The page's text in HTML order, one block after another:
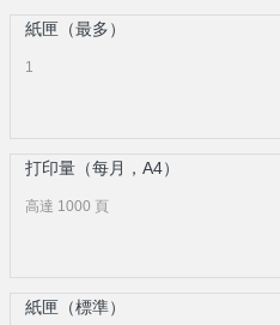
紙匣（最多）
1
打印量（每月，A4）
高達 1000 頁
紙匣（標準）